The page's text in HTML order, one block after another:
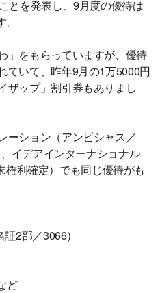
とを発表し、9月度の優待は
」をもらっていますが、優待
ていて、昨年9月の1万5000円
ザップ」割引券もありまし
ーション（アンビシャス／
イデアインターナショナル
権利確定）でも同じ優待がも
2部／3066）
ど